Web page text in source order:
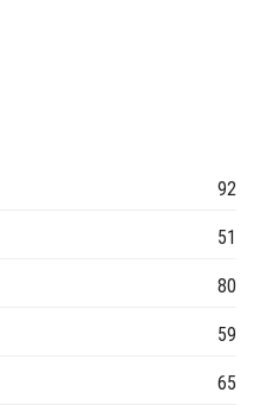
92
51
80
59
65